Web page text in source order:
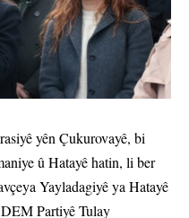
yên Çukurovayê, bi
û Hatayê hatin, li ber
Yayladagiyê ya Hatayê
Partiyê Tulay